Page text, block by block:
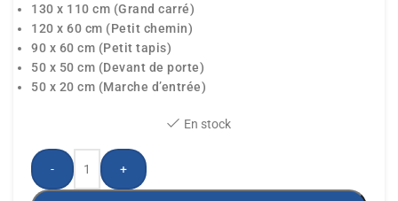
130 x 110 cm (Grand carré)
120 x 60 cm (Petit chemin)
90 x 60 cm (Petit tapis)
50 x 50 cm (Devant de porte)
50 x 20 cm (Marche d’entrée)
En stock
- +